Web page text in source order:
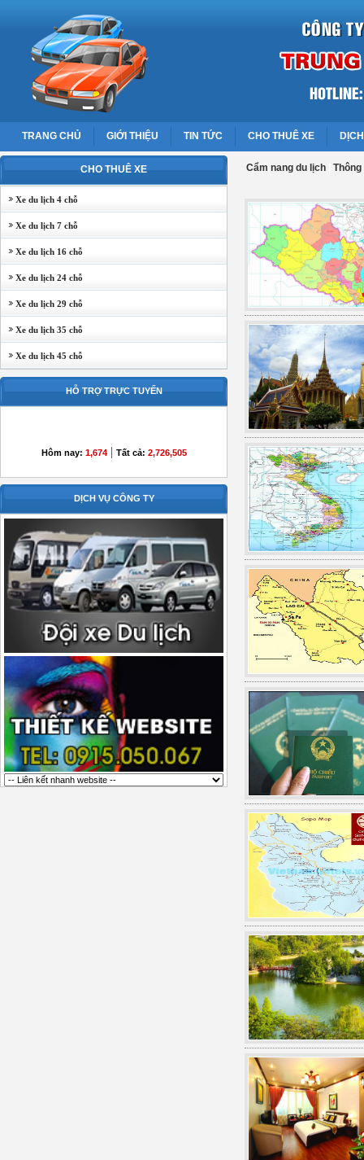
TRANG CHỦ GIỚI THIỆU TIN TỨC CHO THUÊ XE
CHO THUÊ XE
Xe du lịch 4 chỗ
Xe du lịch 7 chỗ
Xe du lịch 16 chỗ
Xe du lịch 24 chỗ
Xe du lịch 29 chỗ
Xe du lịch 35 chỗ
Xe du lịch 45 chỗ
HỖ TRỢ TRỰC TUYẾN
Hôm nay: 1,674| Tất cả: 2,726,505
DỊCH VỤ CÔNG TY
Cẩm nang du lịch